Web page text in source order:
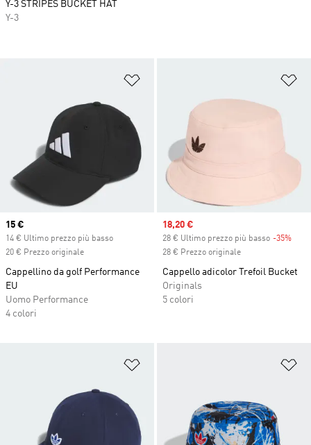
Aggiungi alla lista dei desideri
Current price
15 €
14 € Ultimo prezzo più basso
20 € Prezzo originale
Cappellino da golf Performance
EU
Uomo Performance
4 colori
Sale price
18,20 €
28 € Ultimo prezzo più basso -35%
28 € Prezzo originale
Cappello adicolor Trefoil Bucket
Originals
5 colori
Aggiungi alla lista dei desideri
Y-3 STRIPES BUCKET HAT
Y-3